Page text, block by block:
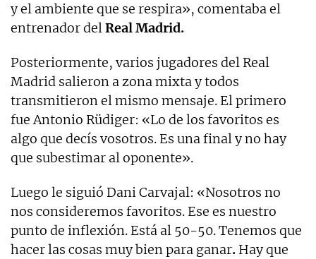
y el ambiente que se respira», comentaba el
entrenador delReal Madrid.
Posteriormente, varios jugadores del Real
Madrid salieron a zona mixta y todos
transmitieron el mismo mensaje. El primero
fue Antonio Rüdiger: «Lo de los favoritos es
algo que decís vosotros. Es una final y no hay
que subestimar al oponente».
Luego le siguió Dani Carvajal: «Nosotros no
nos consideremos favoritos. Ese es nuestro
punto de inflexión. Está al 50-50. Tenemos que
hacer las cosas muy bien para ganar. Hay que